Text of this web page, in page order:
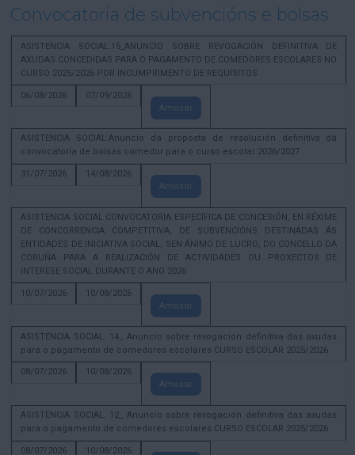
Convocatoria de subvencións e bolsas
ASISTENCIA SOCIAL.15_ANUNCIO SOBRE REVOGACIÓN DEFINITIVA DE
AXUDAS CONCEDIDAS PARA O PAGAMENTO DE COMEDORES ESCOLARES NO
CURSO 2025/2026 POR INCUMPRIMENTO DE REQUISITOS
06/08/2026
07/09/2026
Amosar
ASISTENCIA SOCIAL.Anuncio da proposta de resolución definitiva dá
convocatoria de bolsas comedor para o curso escolar 2026/2027.
31/07/2026
14/08/2026
Amosar
ASISTENCIA SOCIAL CONVOCATORIA ESPECÍFICA DE CONCESIÓN, EN RÉXIME
DE CONCORRENCIA COMPETITIVA, DE SUBVENCIÓNS DESTINADAS ÁS
ENTIDADES DE INICIATIVA SOCIAL, SEN ÁNIMO DE LUCRO, DO CONCELLO DA
CORUÑA PARA A REALIZACIÓN DE ACTIVIDADES OU PROXECTOS DE
INTERESE SOCIAL DURANTE O ANO 2026
10/07/2026
10/08/2026
Amosar
ASISTENCIA SOCIAL. 14_ Anuncio sobre revogación definitiva das axudas
para o pagamento de comedores escolares CURSO ESCOLAR 2025/2026
08/07/2026
10/08/2026
Amosar
ASISTENCIA SOCIAL. 12_ Anuncio sobre revogación definitiva das axudas
para o pagamento de comedores escolares CURSO ESCOLAR 2025/2026
08/07/2026
10/08/2026